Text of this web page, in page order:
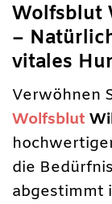
Wolfsblut
–
vitales
Verwöhnen
Wolfsblut
die
abgestimmt